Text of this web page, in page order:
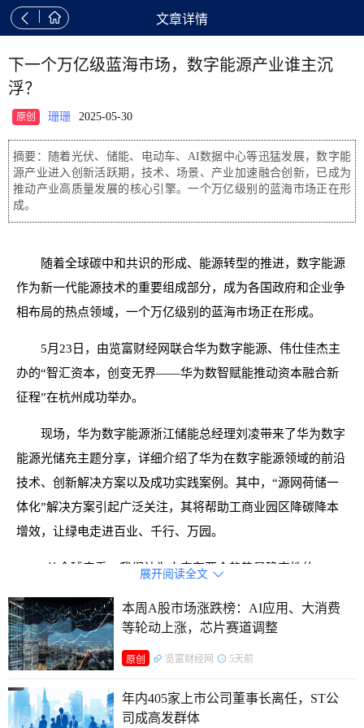
  文章详情
下一个万亿级蓝海市场，数字能源产业谁主沉
浮？
原创 珊珊 2025-05-30
摘要：随着光伏、储能、电动车、AI数据中心等迅猛发展，数字能
源产业进入创新活跃期，技术、场景、产业加速融合创新，已成为
推动产业高质量发展的核心引擎。一个万亿级别的蓝海市场正在形
成。
随着全球碳中和共识的形成、能源转型的推进，数字能源
作为新一代能源技术的重要组成部分，成为各国政府和企业争
相布局的热点领域，一个万亿级别的蓝海市场正在形成。
5月23日，由览富财经网联合华为数字能源、伟仕佳杰主
办的“智汇资本，创变无界——华为数智赋能推动资本融合新
征程”在杭州成功举办。
现场，华为数字能源浙江储能总经理刘凌带来了华为数字
能源光储充主题分享，详细介绍了华为在数字能源领域的前沿
技术、创新解决方案以及成功实践案例。其中，“源网荷储一
体化”解决方案引起广泛关注，其将帮助工商业园区降碳降本
增效，让绿电走进百业、千行、万园。
“从全球来看，我们认为未来有两个趋势是确定性的，一
业走向融合。”刘凌分享道。
随着光伏、储能、电动车、AI数据中心等迅猛发展，数字
已成为推动产业高质量发展的核心引擎。
展开阅读全文 
本周A股市场涨跌榜：AI应用、大消费
等轮动上涨，芯片赛道调整
原创 览富财经网 5天前
年内405家上市公司董事长离任，ST公
司成高发群体